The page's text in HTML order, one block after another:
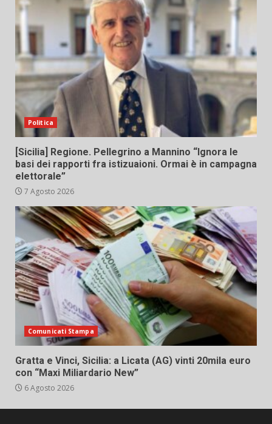
Politica
[Sicilia] Regione. Pellegrino a Mannino “Ignora le
basi dei rapporti fra istizuaioni. Ormai è in campagna
elettorale”
7 Agosto 2026
Comunicati Stampa
Gratta e Vinci, Sicilia: a Licata (AG) vinti 20mila euro
con “Maxi Miliardario New”
6 Agosto 2026